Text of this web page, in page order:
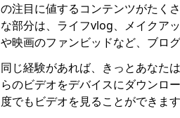
の注目に値するコンテンツがたく
な部分は、ライフvlog、メイクア
や映画のファンビッドなど、ブロ
同じ経験があれば、きっとあなたは
らのビデオをデバイスにダウンロ
度でもビデオを見ることができます